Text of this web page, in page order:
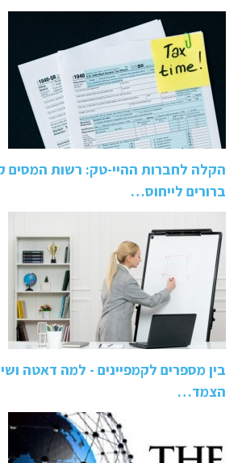
הקלה לחברות ההיי-טק: רשות המסים
ברורים לייחוס…
בין מספרים לקמפיינים - למה דאטה
הצמד…